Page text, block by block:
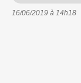
16/06/2019 à 14h18